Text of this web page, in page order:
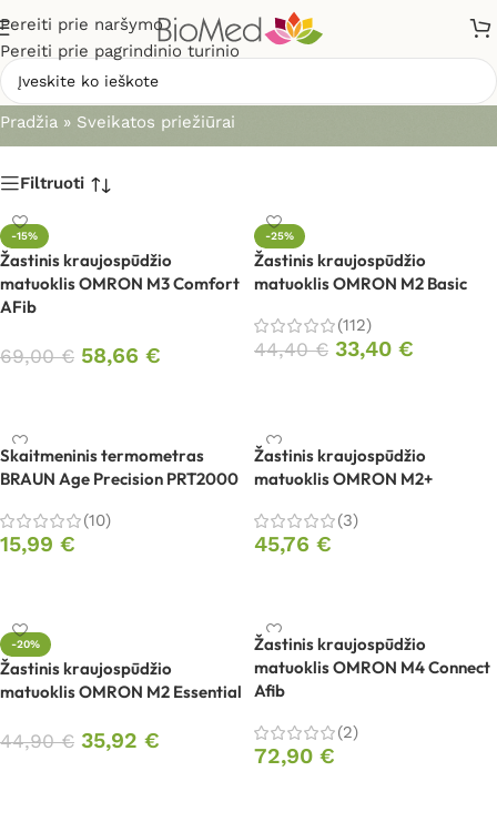
Pereiti prie naršymo
Pereiti prie pagrindinio turinio
Sveikatos priežiūrai
Pradžia » Sveikatos priežiūrai
Filtruoti
-15%
Žastinis kraujospūdžio
matuoklis OMRON M3 Comfort
AFib
69,00€ 58,66 €
-25%
Žastinis kraujospūdžio
matuoklis OMRON M2 Basic
(112)
44,40€ 33,40 €
Skaitmeninis termometras
BRAUN Age Precision PRT2000
(10)
15,99 €
Žastinis kraujospūdžio
matuoklis OMRON M2+
(3)
45,76 €
-20%
Žastinis kraujospūdžio
matuoklis OMRON M2 Essential
44,90€ 35,92 €
Žastinis kraujospūdžio
matuoklis OMRON M4 Connect
Afib
(2)
72,90 €